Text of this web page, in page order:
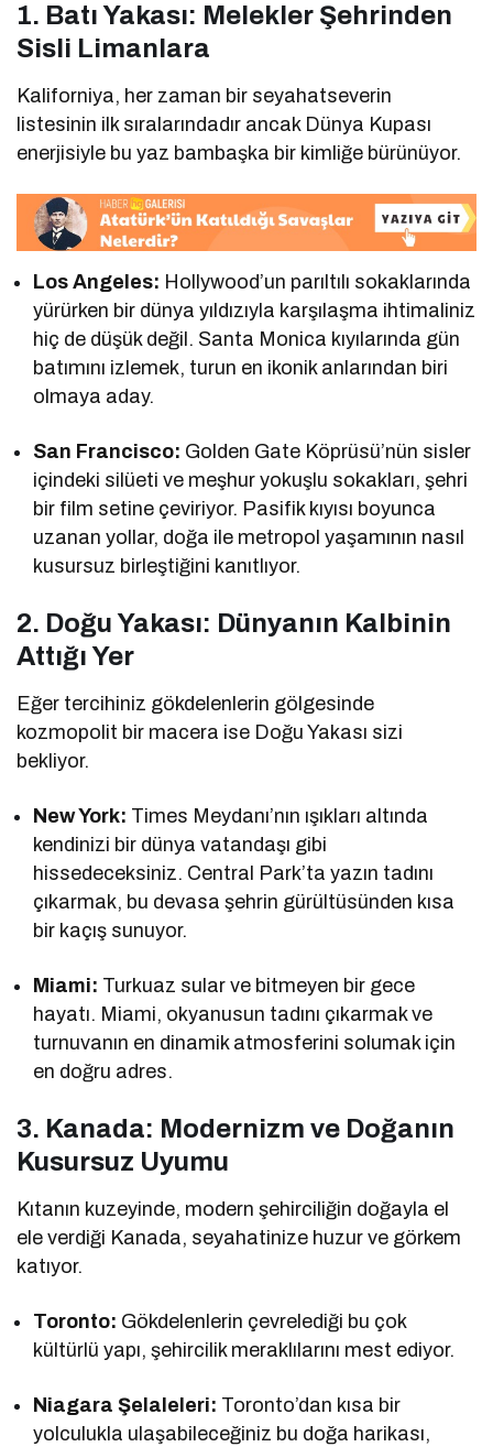
1. Batı Yakası: Melekler Şehrinden
Sisli Limanlara
Kaliforniya, her zaman bir seyahatseverin
listesinin ilk sıralarındadır ancak Dünya Kupası
enerjisiyle bu yaz bambaşka bir kimliğe bürünüyor.
Los Angeles: Hollywood’un parıltılı sokaklarında
yürürken bir dünya yıldızıyla karşılaşma ihtimaliniz
hiç de düşük değil. Santa Monica kıyılarında gün
batımını izlemek, turun en ikonik anlarından biri
olmaya aday.
San Francisco: Golden Gate Köprüsü’nün sisler
içindeki silüeti ve meşhur yokuşlu sokakları, şehri
bir film setine çeviriyor. Pasifik kıyısı boyunca
uzanan yollar, doğa ile metropol yaşamının nasıl
kusursuz birleştiğini kanıtlıyor.
2. Doğu Yakası: Dünyanın Kalbinin
Attığı Yer
Eğer tercihiniz gökdelenlerin gölgesinde
kozmopolit bir macera ise Doğu Yakası sizi
bekliyor.
New York: Times Meydanı’nın ışıkları altında
kendinizi bir dünya vatandaşı gibi
hissedeceksiniz. Central Park’ta yazın tadını
çıkarmak, bu devasa şehrin gürültüsünden kısa
bir kaçış sunuyor.
Miami: Turkuaz sular ve bitmeyen bir gece
hayatı. Miami, okyanusun tadını çıkarmak ve
turnuvanın en dinamik atmosferini solumak için
en doğru adres.
3. Kanada: Modernizm ve Doğanın
Kusursuz Uyumu
Kıtanın kuzeyinde, modern şehirciliğin doğayla el
ele verdiği Kanada, seyahatinize huzur ve görkem
katıyor.
Toronto: Gökdelenlerin çevrelediği bu çok
kültürlü yapı, şehircilik meraklılarını mest ediyor.
Niagara Şelaleleri: Toronto’dan kısa bir
yolculukla ulaşabileceğiniz bu doğa harikası,